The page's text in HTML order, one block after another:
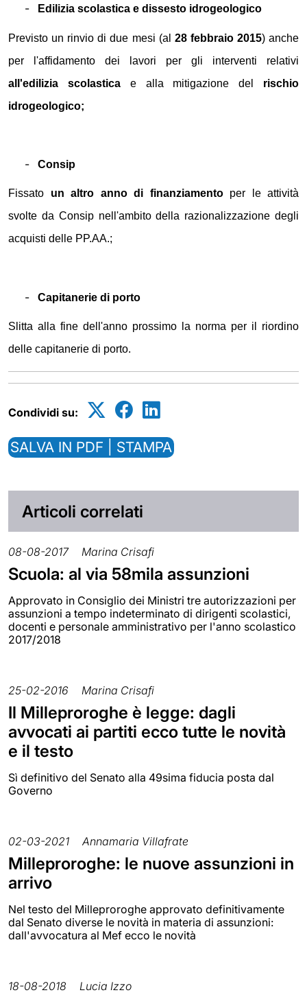
- Edilizia scolastica e dissesto idrogeologico
Previsto un rinvio di due mesi (al 28 febbraio 2015) anche
per l'affidamento dei lavori per gli interventi relativi
all'edilizia scolasticae alla mitigazione del rischio
idrogeologico;
- Consip
Fissato un altro anno di finanziamentoper le attività
svolte da Consip nell'ambito della razionalizzazione degli
acquisti delle PP.AA.;
- Capitanerie di porto
Slitta alla fine dell'anno prossimo la norma per il riordino
delle capitanerie di porto.
Condividi su:
SALVA IN PDF | STAMPA
Articoli correlati
08-08-2017 Marina Crisafi
Scuola: al via 58mila assunzioni
Approvato in Consiglio dei Ministri tre autorizzazioni per
assunzioni a tempo indeterminato di dirigenti scolastici,
docenti e personale amministrativo per l'anno scolastico
2017/2018
25-02-2016 Marina Crisafi
Il Milleproroghe è legge: dagli
avvocati ai partiti ecco tutte le novità
e il testo
Sì definitivo del Senato alla 49sima fiducia posta dal
Governo
02-03-2021 Annamaria Villafrate
Milleproroghe: le nuove assunzioni in
arrivo
Nel testo del Milleproroghe approvato definitivamente
dal Senato diverse le novità in materia di assunzioni:
dall'avvocatura al Mef ecco le novità
18-08-2018 Lucia Izzo